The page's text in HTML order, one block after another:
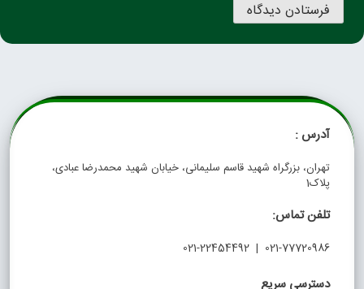
آدرس :
تهران، بزرگراه شهید قاسم سلیمانی، خیابان شهید محمدرضا عبادی،
پلاک1
تلفن تماس:
021-77720986 | 021-22454492
دسترسی سریع